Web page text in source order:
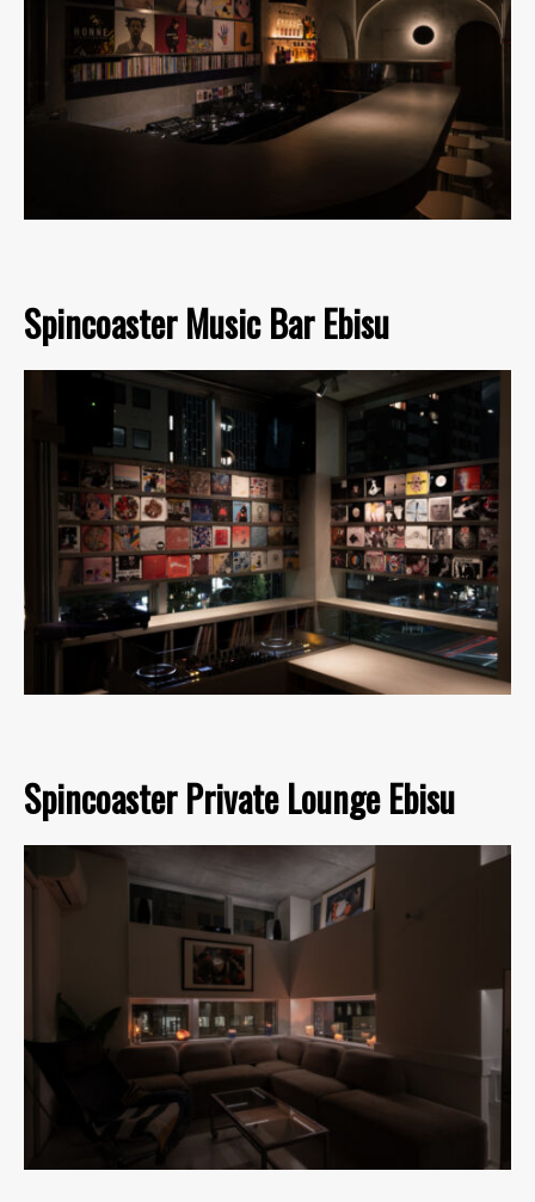
Spincoaster Music Bar Ebisu
Spincoaster Private Lounge Ebisu